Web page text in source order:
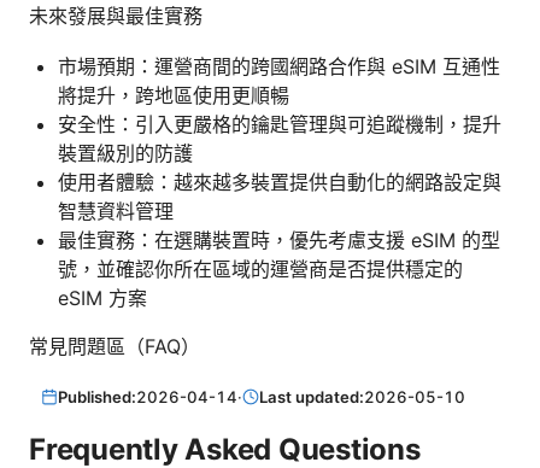
未來發展與最佳實務
市場預期：運營商間的跨國網路合作與 eSIM 互通性
將提升，跨地區使用更順暢
安全性：引入更嚴格的鑰匙管理與可追蹤機制，提升
裝置級別的防護
使用者體驗：越來越多裝置提供自動化的網路設定與
智慧資料管理
最佳實務：在選購裝置時，優先考慮支援 eSIM 的型
號，並確認你所在區域的運營商是否提供穩定的
eSIM 方案
常見問題區（FAQ）
Published:2026-04-14· Last updated:2026-05-10
Frequently Asked Questions